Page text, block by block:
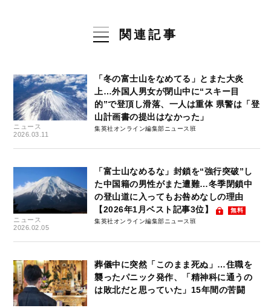
関連記事
ニュース
2026.03.11
「冬の富士山をなめてる」とまた大炎
上…外国人男女が閉山中に“スキー目
的”で登頂し滑落、一人は重体 県警は「登
山計画書の提出はなかった」
集英社オンライン編集部ニュース班
ニュース
2026.02.05
「富士山なめるな」封鎖を“強行突破”し
た中国籍の男性がまた遭難…冬季閉鎖中
の登山道に入ってもお咎めなしの理由
【2026年1月ベスト記事3位】
無料
集英社オンライン編集部ニュース班
葬儀中に突然「このまま死ぬ」…住職を
襲ったパニック発作、「精神科に通うの
は敗北だと思っていた」15年間の苦闘